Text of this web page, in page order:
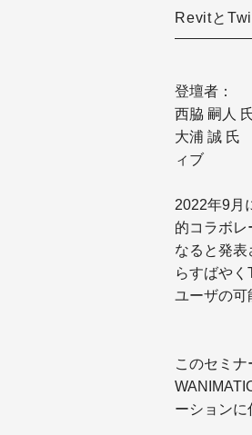
Revitと
登壇者：
西脇 嗣人
大浦 誠 氏
ィブ
2022年9月
的コラボレ
なると発
らすばや
ユーザの可
このセミナ
ーションに